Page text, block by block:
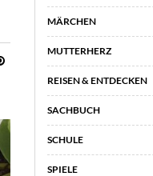
MÄRCHEN
MUTTERHERZ
REISEN & ENTDECKEN
SACHBUCH
SCHULE
SPIELE